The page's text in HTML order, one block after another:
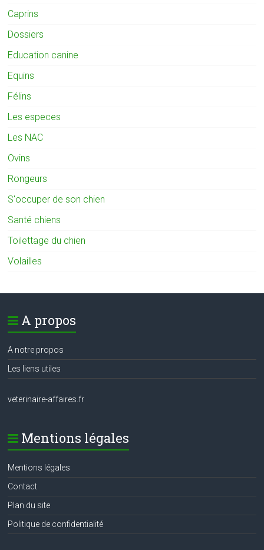
Caprins
Dossiers
Education canine
Equins
Félins
Les especes
Les NAC
Ovins
Rongeurs
S'occuper de son chien
Santé chiens
Toilettage du chien
Volailles
A propos
A notre propos
Les liens utiles
veterinaire-affaires.fr
Mentions légales
Mentions légales
Contact
Plan du site
Politique de confidentialité